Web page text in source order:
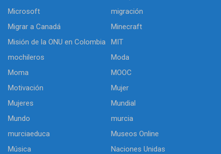
Microsoft
migración
Migrar a Canadá
Minecraft
Misión de la ONU en Colombia
MIT
mochileros
Moda
Moma
MOOC
Motivación
Mujer
Mujeres
Mundial
Mundo
murcia
murciaeduca
Museos Online
Música
Naciones Unidas